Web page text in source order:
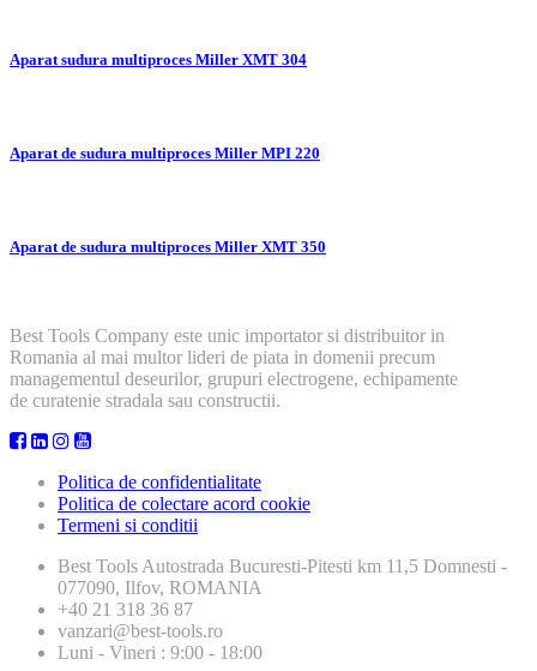
Aparat sudura multiproces Miller XMT 304
Aparat de sudura multiproces Miller MPI 220
Aparat de sudura multiproces Miller XMT 350
Best Tools Company este unic importator si distribuitor in
Romania al mai multor lideri de piata in domenii precum
managementul deseurilor, grupuri electrogene, echipamente
de curatenie stradala sau constructii.
Politica de confidentialitate
Politica de colectare acord cookie
Termeni si conditii
Best Tools Autostrada Bucuresti-Pitesti km 11,5 Domnesti -
077090, Ilfov, ROMANIA
+40 21 318 36 87
vanzari@best-tools.ro
Luni - Vineri : 9:00 - 18:00